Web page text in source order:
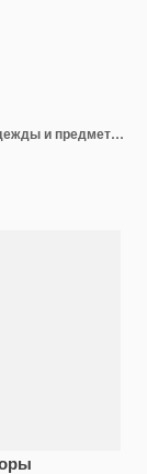
Коллекция рисованной плоской зимней одежды и предметов первой необходимости